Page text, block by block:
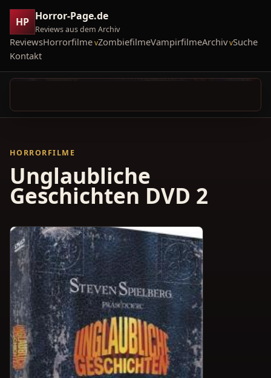
HP Horror-Page.de
Reviews aus dem Archiv
ReviewsHorrorfilme ZombiefilmeVampirfilmeArchiv Suche
Kontakt
HORRORFILME
Unglaubliche
Geschichten DVD 2